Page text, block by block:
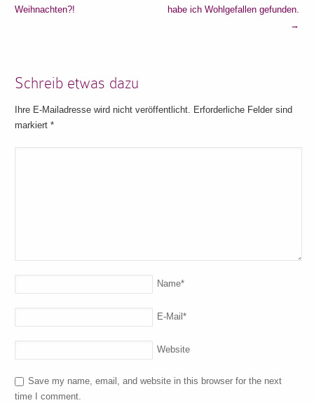
Weihnachten?!
habe ich Wohlgefallen gefunden.
→
Schreib etwas dazu
Ihre E-Mailadresse wird nicht veröffentlicht. Erforderliche Felder sind
markiert*
Name*
E-Mail*
Website
Save my name, email, and website in this browser for the next
time I comment.